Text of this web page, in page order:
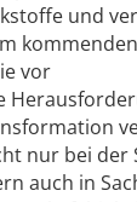
und
vor
nur bei der
auch in